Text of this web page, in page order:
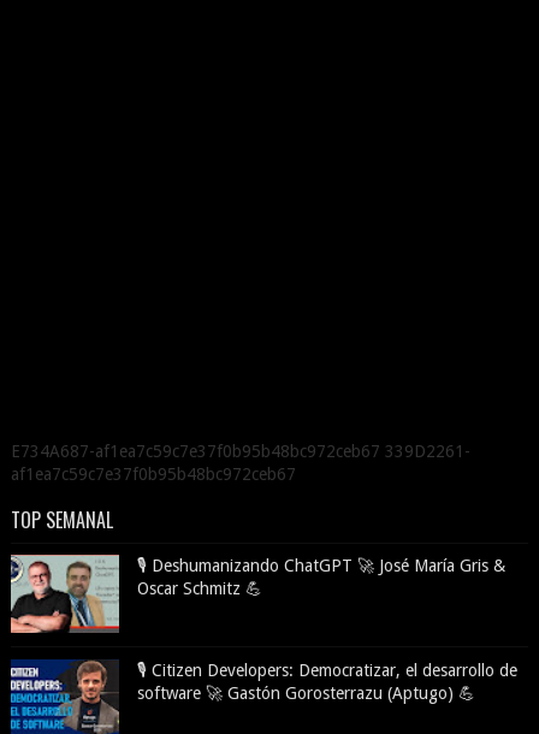
E734A687-af1ea7c59c7e37f0b95b48bc972ceb67 339D2261-
af1ea7c59c7e37f0b95b48bc972ceb67
TOP SEMANAL
🎙️ Deshumanizando ChatGPT 🚀 José María Gris &
Oscar Schmitz 💪
🎙️ Citizen Developers: Democratizar, el desarrollo de
software 🚀 Gastón Gorosterrazu (Aptugo) 💪